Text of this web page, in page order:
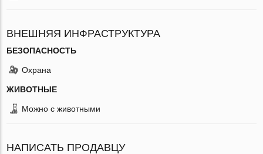
ВНЕШНЯЯ ИНФРАСТРУКТУРА
БЕЗОПАСНОСТЬ
Охрана
ЖИВОТНЫЕ
Можно с животными
НАПИСАТЬ ПРОДАВЦУ